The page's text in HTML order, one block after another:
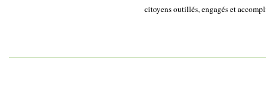
citoyens outillés, engagés et